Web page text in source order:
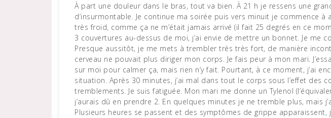
À part une douleur dans le bras, tout va bien. À 21 h je ressens une
d’insurmontable. Je continue ma soirée puis vers minuit je commence
très froid, comme ça ne m’était jamais arrivé (il fait 25 degrés en ce
3 couvertures au-dessus de moi, j’ai envie de mettre un bonnet. Je me
Presque aussitôt, je me mets à trembler très très fort, de manière
cerveau ne pouvait plus diriger mon corps. Je fais peur à mon mari.
sur moi pour calmer ça, mais rien n’y fait. Pourtant, à ce moment, j’ai
situation. Après 30 minutes, j’ai mal dans tout le corps sous l’effet des
tremblements. Je suis fatiguée. Mon mari me donne un Tylenol
j’aurais dû en prendre 2. En quelques minutes je ne tremble plus, mais
Plusieurs heures se passent et des symptômes de grippe apparaissent,